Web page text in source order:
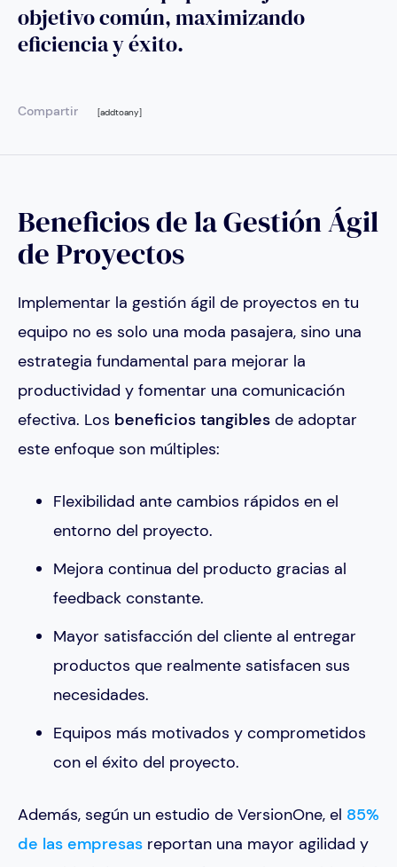
objetivo común, maximizando
eficiencia y éxito.
Compartir [addtoany]
Beneficios de la Gestión Ágil
de Proyectos
Implementar la gestión ágil de proyectos en tu
equipo no es solo una moda pasajera, sino una
estrategia fundamental para mejorar la
productividad y fomentar una comunicación
efectiva. Los beneficios tangibles de adoptar
este enfoque son múltiples:
Flexibilidad ante cambios rápidos en el
entorno del proyecto.
Mejora continua del producto gracias al
feedback constante.
Mayor satisfacción del cliente al entregar
productos que realmente satisfacen sus
necesidades.
Equipos más motivados y comprometidos
con el éxito del proyecto.
Además, según un estudio de VersionOne, el 85%
de las empresas reportan una mayor agilidad y